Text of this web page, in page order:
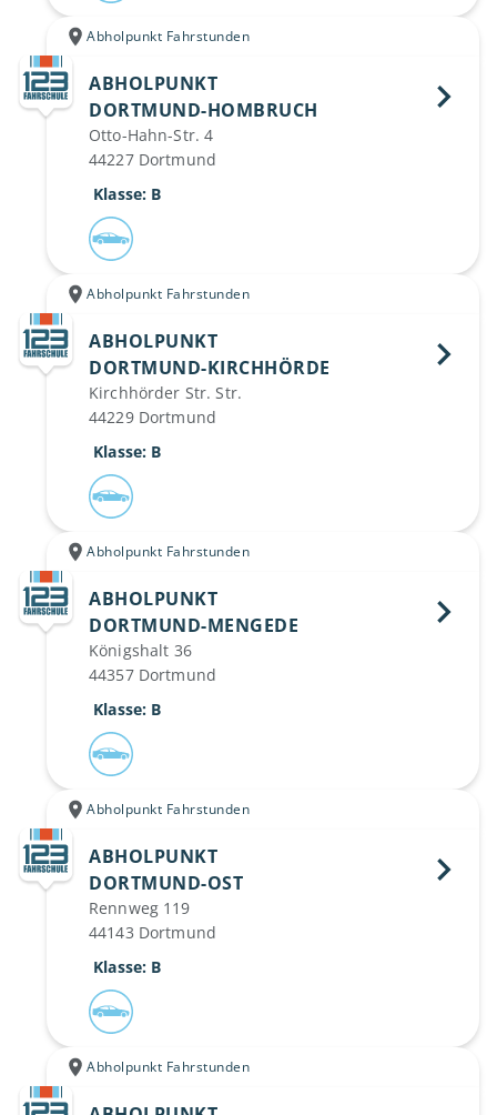
Abholpunkt Fahrstunden
ABHOLPUNKT
DORTMUND-HOMBRUCH
Otto-Hahn-Str. 4
44227 Dortmund
Klasse: B
Abholpunkt Fahrstunden
ABHOLPUNKT
DORTMUND-KIRCHHÖRDE
Kirchhörder Str. Str.
44229 Dortmund
Klasse: B
Abholpunkt Fahrstunden
ABHOLPUNKT
DORTMUND-MENGEDE
Königshalt 36
44357 Dortmund
Klasse: B
Abholpunkt Fahrstunden
ABHOLPUNKT
DORTMUND-OST
Rennweg 119
44143 Dortmund
Klasse: B
Abholpunkt Fahrstunden